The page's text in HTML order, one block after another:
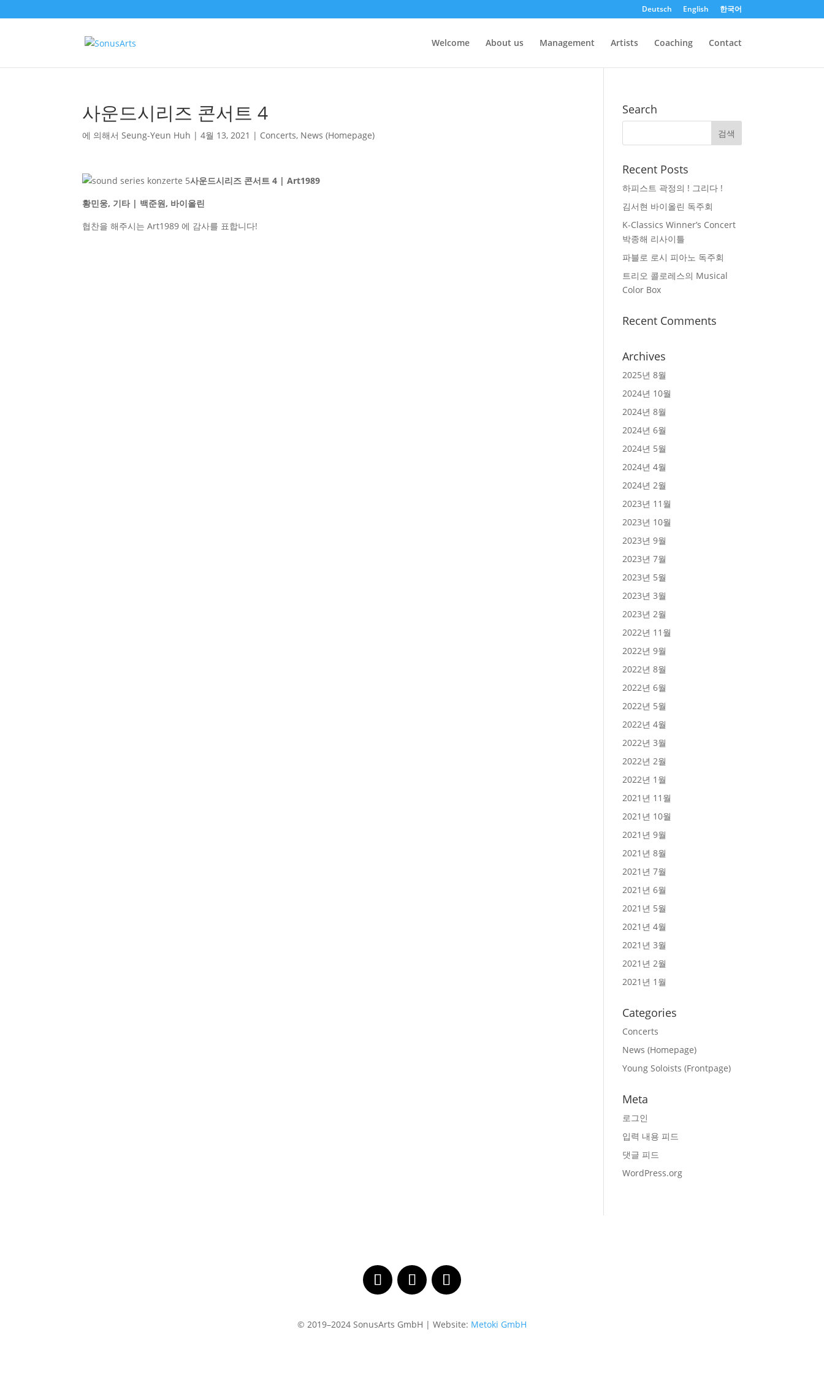
Deutsch English 한국어
Welcome About us Management Artists Coaching Contact
사운드시리즈 콘서트 4
에 의해서Seung-Yeun Huh |4월 13, 2021 | Concerts, News (Homepage)
사운드시리즈 콘서트 4 | Art1989
황민웅, 기타 | 백준원, 바이올린
협찬을 해주시는 Art1989 에 감사를 표합니다!
Search
Recent Posts
하피스트 곽정의 ! 그리다 !
김서현 바이올린 독주회
K-Classics Winner’s Concert
박종해 리사이틀
파블로 로시 피아노 독주회
트리오 콜로레스의 Musical
Color Box
Recent Comments
Archives
2025년 8월
2024년 10월
2024년 8월
2024년 6월
2024년 5월
2024년 4월
2024년 2월
2023년 11월
2023년 10월
2023년 9월
2023년 7월
2023년 5월
2023년 3월
2023년 2월
2022년 11월
2022년 9월
2022년 8월
2022년 6월
2022년 5월
2022년 4월
2022년 3월
2022년 2월
2022년 1월
2021년 11월
2021년 10월
2021년 9월
2021년 8월
2021년 7월
2021년 6월
2021년 5월
2021년 4월
2021년 3월
2021년 2월
2021년 1월
Categories
Concerts
News (Homepage)
Young Soloists (Frontpage)
Meta
로그인
입력 내용 피드
댓글 피드
WordPress.org
© 2019–2024 SonusArts GmbH | Website: Metoki GmbH